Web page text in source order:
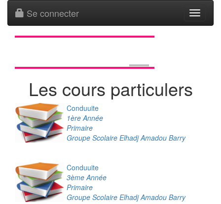
Toggle
Se connecter
Les cours particulers
Conduuite
1ère Année
Primaire
Groupe Scolaire Elhadj Amadou Barry
Conduuite
3ème Année
Primaire
Groupe Scolaire Elhadj Amadou Barry